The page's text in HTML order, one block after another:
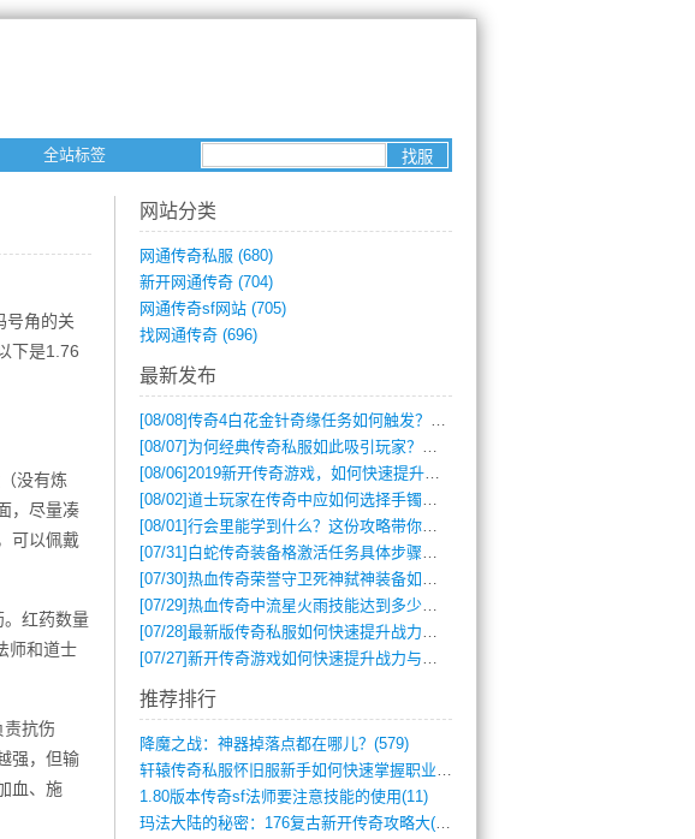
全站标签
号角的关
下是1.76
没有炼
，尽量凑
可以佩戴
。红药数量
师和道士
抗伤
强，但输
血、施
网站分类
网通传奇私服 (680)
新开网通传奇 (704)
网通传奇sf网站 (705)
找网通传奇 (696)
最新发布
[08/08]传奇4白花金针奇缘任务如何触发？完整攻略解析
[08/07] 为何经典传奇私服如此吸引玩家？深度攻略解析
[08/06]2019新开传奇游戏，如何快速提升角色等级？
[08/02]道士玩家在传奇中应如何选择手镯装备？
[08/01]行会里能学到什么？这份攻略带你全掌握
[07/31] 白蛇传奇装备格激活任务具体步骤是什么？如何完成？
[07/30]热血传奇荣誉守卫死神弑神装备如何获取与佩戴攻略？
[07/29]热血传奇中流星火雨技能达到多少级可以开始练装备？
[07/28]最新版传奇私服如何快速提升战力与获取稀有装备？
[07/27]新开传奇游戏如何快速提升战力与获取稀有装备？
推荐排行
降魔之战：神器掉落点都在哪儿？(579)
轩辕传奇私服怀旧服新手如何快速掌握职业选(993)
1.80版本传奇sf法师要注意技能的使用(11)
玛法大陆的秘密：176复古新开传奇攻略大(486)